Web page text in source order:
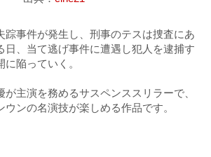
踪事件が発生し、刑事のテスは捜査にあ
日、当て逃げ事件に遭遇し犯人を逮捕す
陥っていく。
主演を務めるサスペンススリラーで、
ンの名演技が楽しめる作品です。